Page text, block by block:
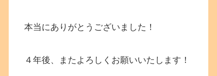
本当にありがとうございました！
４年後、またよろしくお願いいたします！